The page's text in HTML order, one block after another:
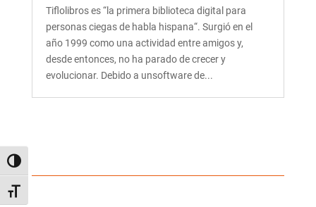
Alternar alto contraste
Alternar tamaño de letra
Tiflolibros es “la primera biblioteca digital para
personas ciegas de habla hispana“. Surgió en el
año 1999 como una actividad entre amigos y,
desde entonces, no ha parado de crecer y
evolucionar. Debido a unsoftware de...